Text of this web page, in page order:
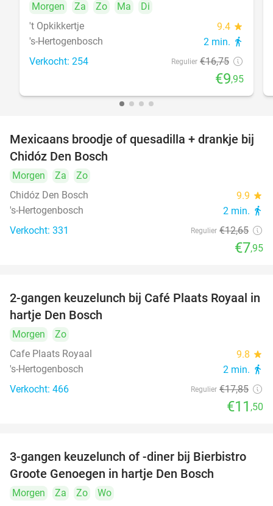
Morgen Za Zo Ma
Di
't Opkikkertje
9.4 star
's-Hertogenbosch 2 min. directions_walk
Verkocht: 254 Regulier €16,75
€9,95
37%
Mexicaans broodje of quesadilla + drankje bij
Chidóz Den Bosch
Morgen Za
Zo
Chidóz Den Bosch
9.9 star
's-Hertogenbosch 2 min. directions_walk
Verkocht: 331 Regulier €12,65
€7,95
36%
2-gangen keuzelunch bij Café Plaats Royaal in
hartje Den Bosch
Morgen
Zo
Cafe Plaats Royaal
9.8 star
's-Hertogenbosch 2 min. directions_walk
Verkocht: 466 Regulier €17,85
€11 ,50
41%
3-gangen keuzelunch of -diner bij Bierbistro
Groote Genoegen in hartje Den Bosch
Morgen Za Zo
Wo